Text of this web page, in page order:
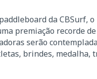
da CBSurf,
premiação recorde de
serão
brindes, medalha,